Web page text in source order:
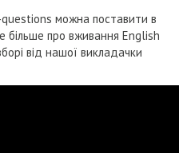
questions можна поставити в
більше про вживання English
від нашої викладачки